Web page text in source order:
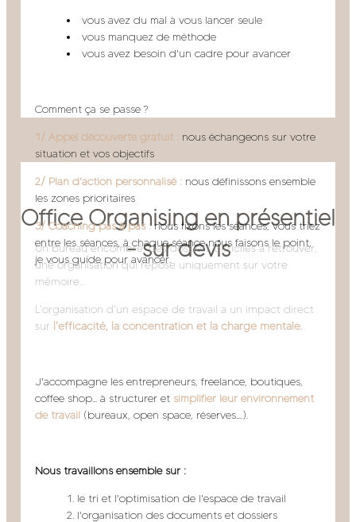
vous avez du mal à vous lancer seule
vous manquez de méthode
vous avez besoin d'un cadre pour avancer
Comment ça se passe ?
1/ Appel découverte gratuit : nous échangeons sur votre
situation et vos objectifs
2/ Plan d'action personnalisé : nous définissons ensemble
les zones prioritaires
3/ Coaching pas à pas :nous fixons les séances, vous triez
entre les séances, à chaque séance nous faisons le point,
je vous guide pour avancer.
Office Organising en présentiel
- sur devis
Un bureau encombré, des dossiers difficiles à retrouver,
une organisation qui repose uniquement sur votre
mémoire...
L'organisation d'un espace de travail a un impact direct
sur l'efficacité, la concentration et la charge mentale.
J'accompagne les entrepreneurs, freelance, boutiques,
coffee shop... à structurer et simplifier leur environnement
de travail (bureaux, open space, réserves....).
Nous travaillons ensemble sur :
le tri et l'optimisation de l'espace de travail
l'organisation des documents et dossiers